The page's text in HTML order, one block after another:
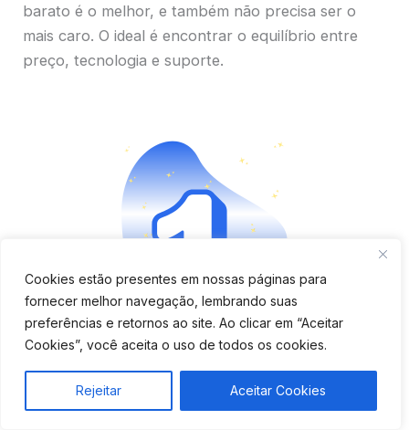
Cookies estão presentes em nossas páginas para
fornecer melhor navegação, lembrando suas
preferências e retornos ao site. Ao clicar em “Aceitar
Cookies”, você aceita o uso de todos os cookies.
Rejeitar Aceitar Cookies
barato é o melhor, e também não precisa ser o
mais caro. O ideal é encontrar o equilíbrio entre
preço, tecnologia e suporte.
Aplicativo completo e fácil
de usar